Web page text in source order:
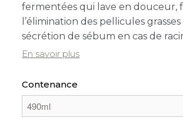
fermentées qui lave en douceur,
l’élimination des pellicules
sécrétion de sébum en cas de
En savoir plus
Contenance